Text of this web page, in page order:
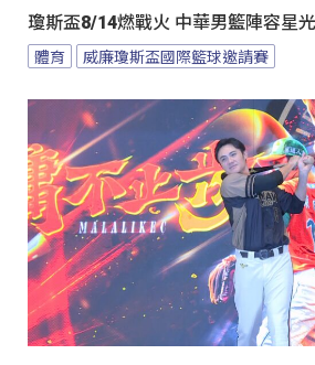
瓊斯盃8/14燃戰火 中華男籃陣容星
體育 威廉瓊斯盃國際籃球邀請賽